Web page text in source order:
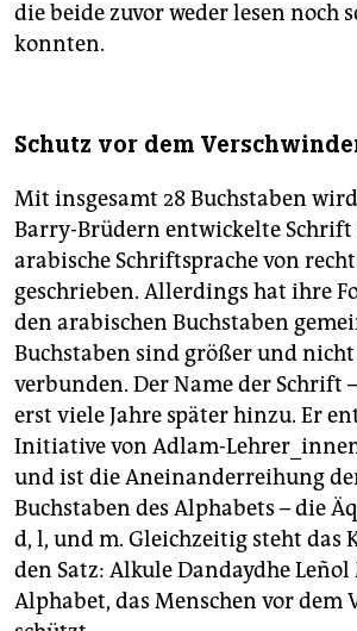
die beide zuvor weder lesen noch
konnten.
Schutz vor dem
Mit insgesamt 28 Buchstaben
Barry-Brüdern entwickelte Schrift
arabische Schriftsprache von
geschrieben. Allerdings hat ihre
den arabischen Buchstaben
Buchstaben sind größer und
verbunden. Der Name der Schrift
erst viele Jahre später hinzu. Er
Initiative von Adlam-
und ist die Aneinanderreihung
Buchstaben des Alphabets – die
d, l, und m. Gleichzeitig steht das
den Satz: Alkule Dandaydhe
Alphabet, das Menschen vor dem